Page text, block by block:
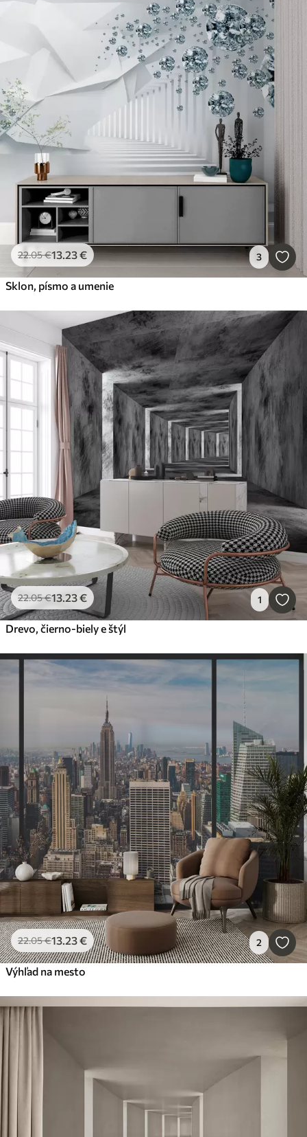
22.05€13.23€ 3
Sklon, písmo a umenie
22.05€13.23€ 1
Drevo, čierno-biely e štýl
22.05€13.23€ 2
Výhľad na mesto